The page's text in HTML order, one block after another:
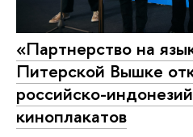
«Партнерство на
Питерской Вышке
российско-
киноплакатов